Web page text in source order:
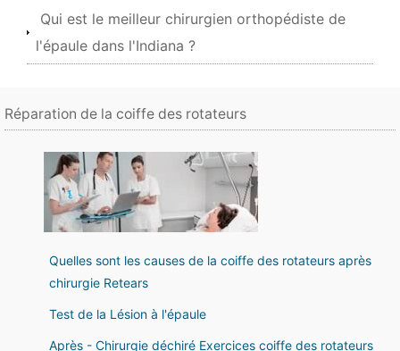
Qui est le meilleur chirurgien orthopédiste de
l'épaule dans l'Indiana ?
Réparation de la coiffe des rotateurs
Quelles sont les causes de la coiffe des rotateurs après
chirurgie Retears
Test de la Lésion à l'épaule
Après - Chirurgie déchiré Exercices coiffe des rotateurs